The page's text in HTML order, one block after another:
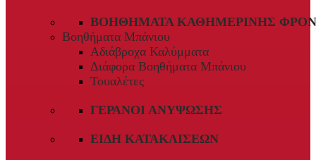
ΒΟΗΘΉΜΑΤΑ ΚΑΘΗΜΕΡΙΝΉΣ
Βοηθήματα Μπάνιου
Αδιάβροχα Καλύμματα
Διάφορα Βοηθήματα Μπάνιου
Τουαλέτες
ΓΕΡΑΝΟΊ ΑΝΎΨΩΣΗΣ
ΕΊΔΗ ΚΑΤΑΚΛΊΣΕΩΝ